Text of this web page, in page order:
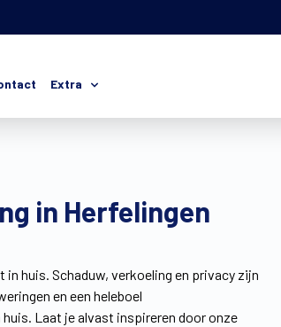
Extra
in Herfelingen
huis. Schaduw, verkoeling en privacy zijn
en een heleboel
Laat je alvast inspireren door onze